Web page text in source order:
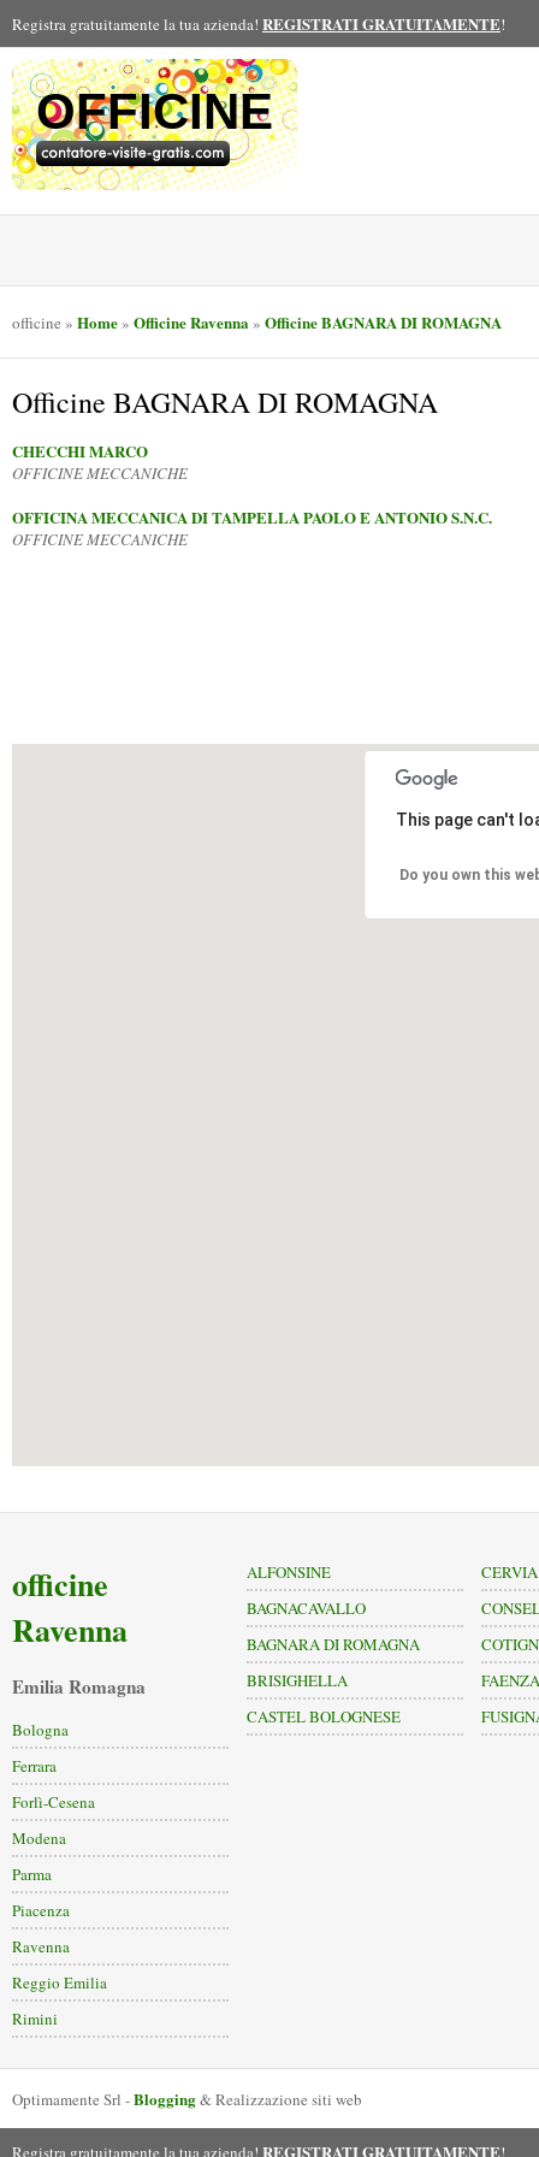
Registra gratuitamente la tua azienda! REGISTRATI GRATUITAMENTE!
OFFICINE
officine » Home» Officine Ravenna» Officine BAGNARA DI ROMAGNA
Officine BAGNARA DI ROMAGNA
CHECCHI MARCO
OFFICINE MECCANICHE
OFFICINA MECCANICA DI TAMPELLA PAOLO E ANTONIO S.N.C.
OFFICINE MECCANICHE
This page can't
Do you own this
officine
Ravenna
Emilia Romagna
Bologna
Ferrara
Forlì-Cesena
Modena
Parma
Piacenza
Ravenna
Reggio Emilia
Rimini
ALFONSINE
BAGNACAVALLO
BAGNARA DI ROMAGNA
BRISIGHELLA
CASTEL BOLOGNESE
CERVIA
FAENZA
Optimamente Srl -Blogging& Realizzazione siti web
Registra gratuitamente la tua azienda! REGISTRATI GRATUITAMENTE!